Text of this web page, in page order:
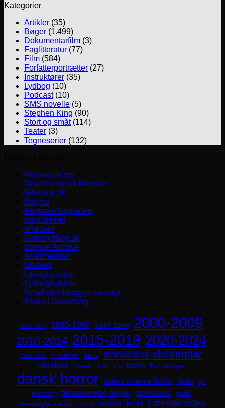
Kategorier
Artikler (35)
Bøger (1.499)
Dokumentarfilm (3)
Faglitteratur (77)
Film (584)
Forfatterportrætter (27)
Instruktører (35)
Lydbog (10)
Podcast(10)
SMS novelle (5)
Stephen King (90)
Stort og småt(114)
Teater (3)
Tegneserier (132)
Antikvariat.net
Arkiv for dansk litteratur
Bibliotek.dk
Bog.nu
Bogbrancheguiden
Bogrummet
eReolen
Gratislydbog.dk
Internet Archive
Krimimessen
Librivox
Litteratursiden
Lydboghylden
NewPub's blogger-oversigt
Project Gutenberg
1970-1979 1980-1989 1990-1999 2000-2009
2010-2014 2015-2019 2020-2024
2025-2029 A. Silvestri Aliens anmelder-eksemplar
antologi baseret på en bog børn Børnebøger
dansk horror dansk science fiction debut dyr
Fantasy filmatiserede bøger genfærd
gotik
hjemsøgte steder
horror humor krimi Litteratursiden